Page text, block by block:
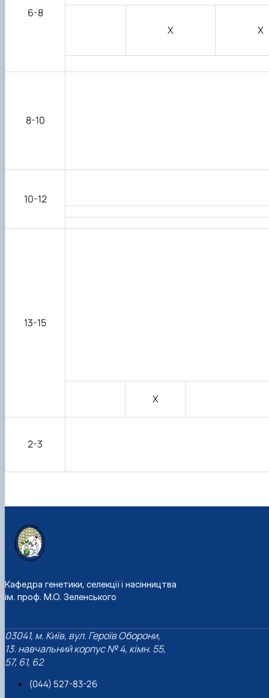
6-8
Х
Х
8-10
10-12
13-15
Х
2-3
Кафедра генетики, селекції і насінництва
ім. проф. М.О. Зеленського
03041, м. Київ, вул. Героїв Оборони,
13. навчальний корпус № 4, кімн. 55,
57, 61, 62
(044) 527-83-26